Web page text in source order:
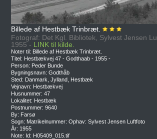
Billede af Hestbæk Trinbræt.
Fotograf: Det Kgl. Bibliotek, Sylvest Jensen
1955 - LINK til kilde.
Noter til: Billede af Hestbæk Trinbræt.
Titel: Hestbækvej 47 - Godthaab - 1955 -
Person: Peder Bunde
Bygningsnavn: Godthåb
Sted: Danmark, Jylland, Hestbæk
Vejnavn: Hestbækvej
Husnummer: 47
Lokalitet: Hestbæk
Postnummer: 9640
By: Farsø
Sogn: Matrikelnummer: Ophav: Sylvest Jensen Luftfoto
År: 1955
Note: Id: H05409_015.tif